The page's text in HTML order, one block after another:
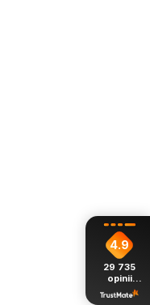
4.9
29 735
opinii
z całego
okresu